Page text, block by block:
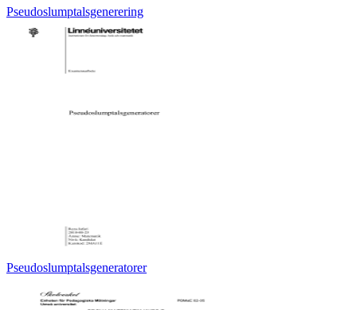
Pseudoslumptalsgenerering
Pseudoslumptalsgeneratorer